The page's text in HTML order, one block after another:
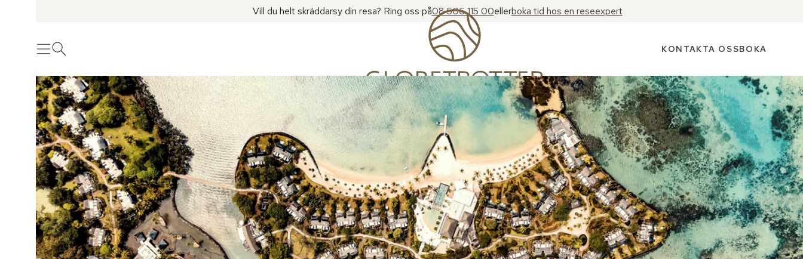
Vill du helt skräddarsy din resa? Ring oss på08 506 115 00ellerboka tid hos en reseexpert
MenyÖppna sök KONTAKTA OSSBOKA
Se fler bilder